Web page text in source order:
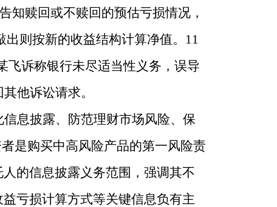
知赎回或不赎回的预估亏损情况，
则按新的收益结构计算净值。11
飞诉称银行未尽适当性义务，误导
他诉讼请求。
息披露、防范理财市场风险、保
是购买中高风险产品的第一风险责
的信息披露义务范围，强调其不
亏损计算方式等关键信息负有主